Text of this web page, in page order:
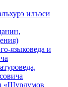
илъэси
языковеда и
«Шурдумов